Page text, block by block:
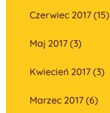
Czerwiec 2017 (15)
Maj 2017 (3)
Kwiecień 2017 (3)
Marzec 2017 (6)